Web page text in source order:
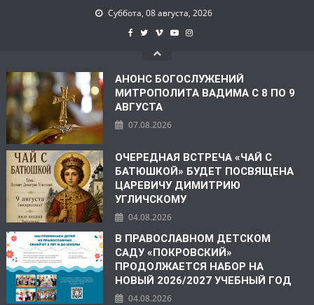
Суббота, 08 августа, 2026
АНОНС БОГОСЛУЖЕНИЙ
МИТРОПОЛИТА ВАДИМА С 8 ПО 9
АВГУСТА
07.08.2026
ОЧЕРЕДНАЯ ВСТРЕЧА «ЧАЙ С
БАТЮШКОЙ» БУДЕТ ПОСВЯЩЕНА
ЦАРЕВИЧУ ДИМИТРИЮ
УГЛИЧСКОМУ
04.08.2026
В ПРАВОСЛАВНОМ ДЕТСКОМ
САДУ «ПОКРОВСКИЙ»
ПРОДОЛЖАЕТСЯ НАБОР НА
НОВЫЙ 2026/2027 УЧЕБНЫЙ ГОД
04.08.2026